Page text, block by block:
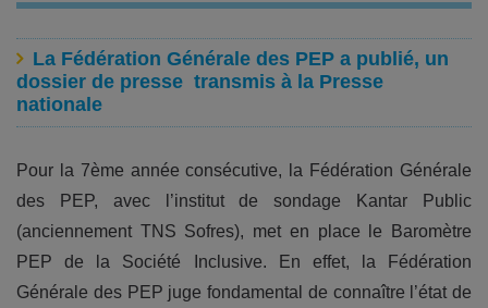
La Fédération Générale des PEP a publié, un
dossier de presse transmis à la Presse
nationale
Pour la 7ème année consécutive, la Fédération Générale
des PEP, avec l’institut de sondage Kantar Public
(anciennement TNS Sofres), met en place le Baromètre
PEP de la Société Inclusive. En effet, la Fédération
Générale des PEP juge fondamental de connaître l’état de